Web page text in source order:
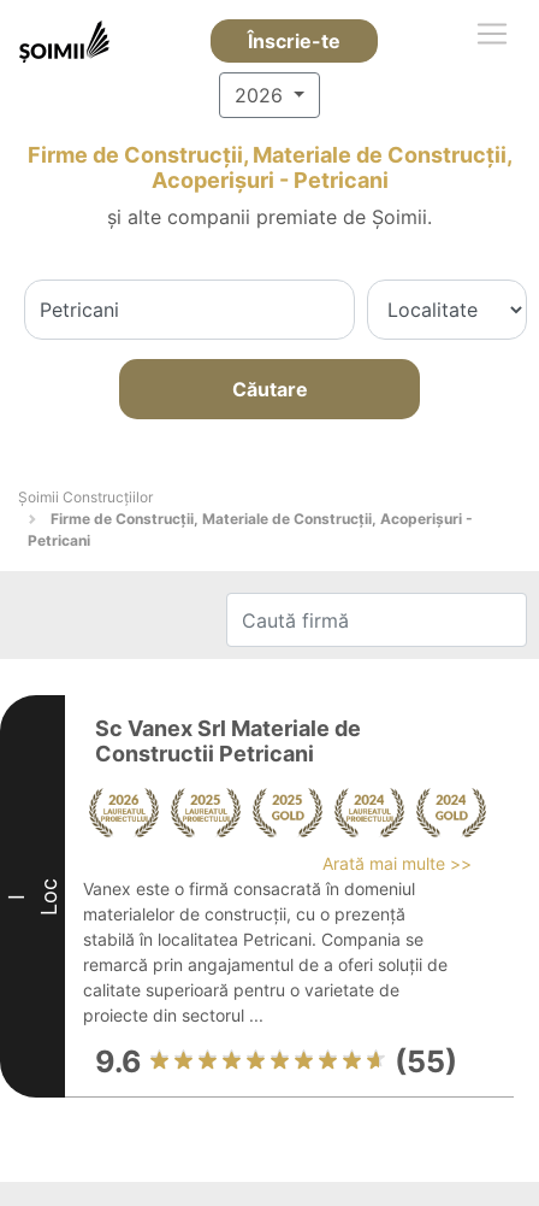
Înscrie-te
2026
Firme de Construcții, Materiale de Construcții,
Acoperișuri - Petricani
și alte companii premiate de Șoimii.
Căutare
Șoimii Construcțiilor
Firme de Construcții, Materiale de Construcții, Acoperișuri -
Petricani
I Loc
Sc Vanex Srl Materiale de
Constructii Petricani
Arată mai multe >>
Vanex este o firmă consacrată în domeniul
materialelor de construcții, cu o prezență
stabilă în localitatea Petricani. Compania se
remarcă prin angajamentul de a oferi soluții de
calitate superioară pentru o varietate de
proiecte din sectorul ...
9.6 (55)